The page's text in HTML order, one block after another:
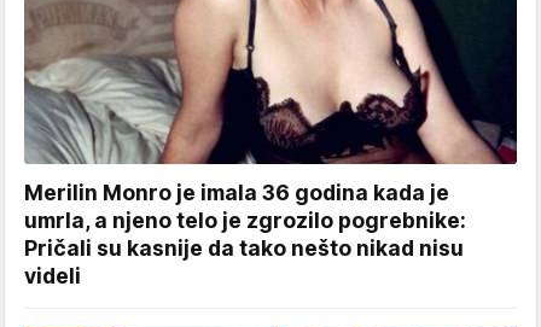
Merilin Monro je imala 36 godina kada je
umrla, a njeno telo je zgrozilo pogrebnike:
Pričali su kasnije da tako nešto nikad nisu
videli